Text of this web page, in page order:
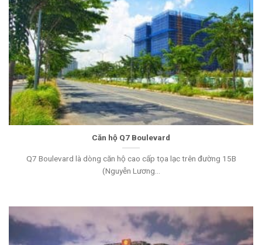
Căn hộ Q7 Boulevard
Q7 Boulevard là dòng căn hộ cao cấp tọa lạc trên đường 15B
(Nguyễn Lương...